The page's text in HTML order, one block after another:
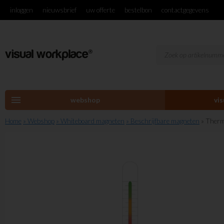
inloggen nieuwsbrief uw offerte bestelbon contactgegevens
menu webshop
Home » Webshop » Whiteboard magneten » Beschrijfbare magneten »